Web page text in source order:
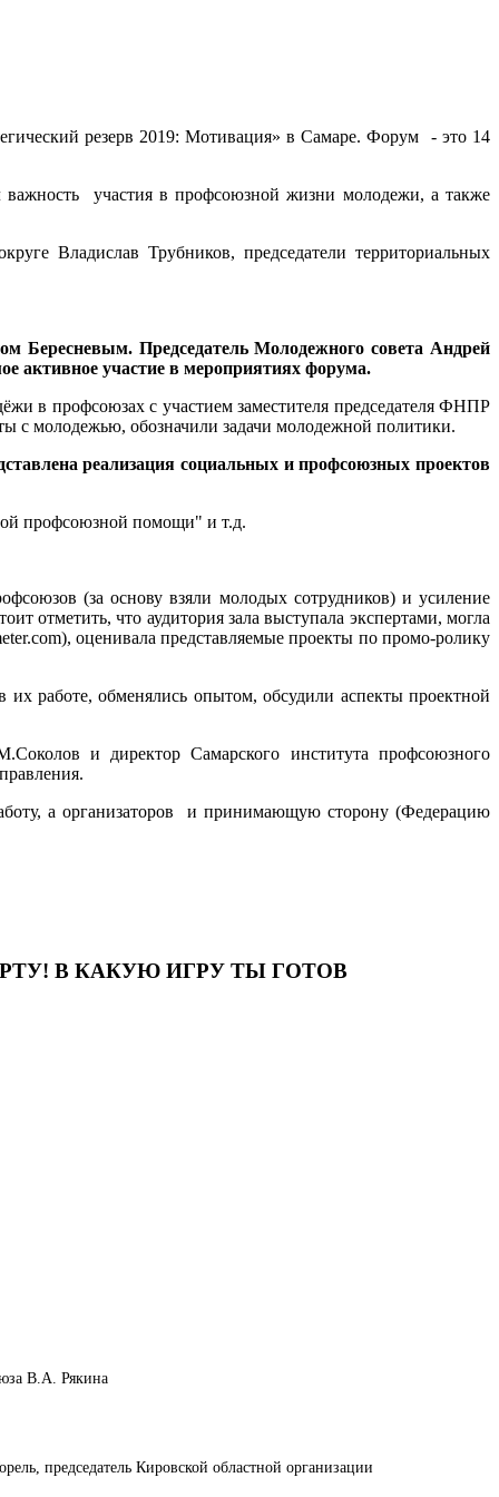
резерв 2019: Мотивация» в Самаре. Форум - это 14
участия в профсоюзной жизни молодежи, а также
Владислав Трубников, председатели территориальных
Бересневым. Председатель Молодежного совета Андрей
активное участие в мероприятиях форума.
в профсоюзах с участием заместителя председателя ФНПР
с молодежью, обозначили задачи молодежной политики.
реализация социальных и профсоюзных проектов
профсоюзной помощи" и т.д.
(за основу взяли молодых сотрудников) и усиление
что аудитория зала выступала экспертами, могла
оценивала представляемые проекты по промо-ролику
работе, обменялись опытом, обсудили аспекты проектной
и директор Самарского института профсоюзного
а организаторов и принимающую сторону (Федерацию
В КАКУЮ ИГРУ ТЫ ГОТОВ
В.А. Рякина
председатель Кировской областной организации